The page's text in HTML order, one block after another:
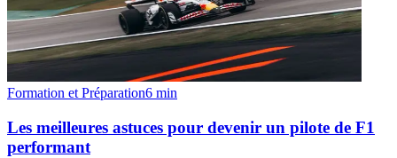
Formation et Préparation6 min
Les meilleures astuces pour devenir un pilote de F1
performant